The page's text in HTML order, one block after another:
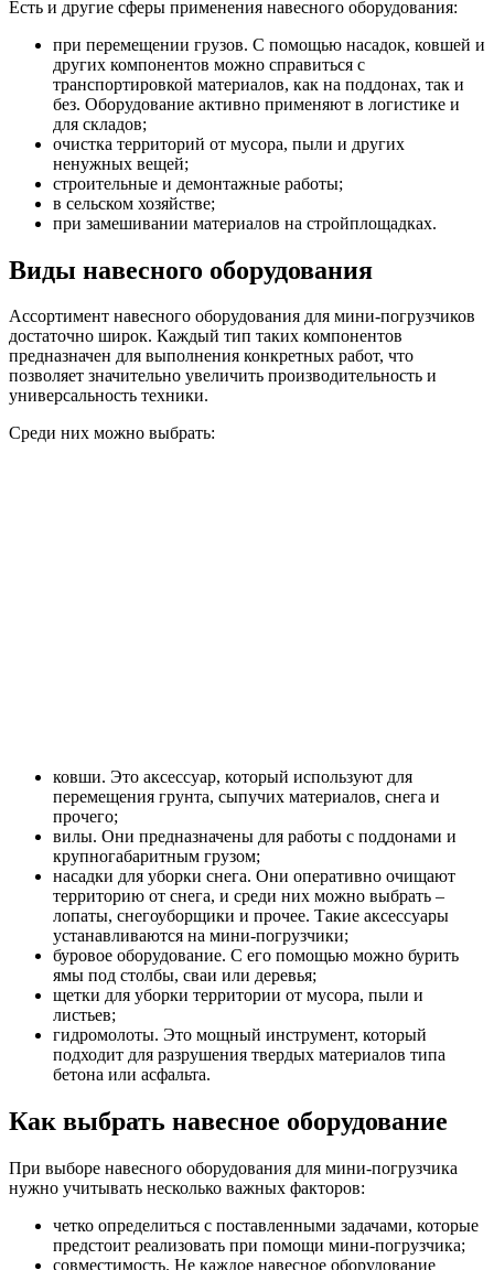
Есть и другие сферы применения навесного оборудования:
при перемещении грузов. С помощью насадок, ковшей и
других компонентов можно справиться с
транспортировкой материалов, как на поддонах, так и
без. Оборудование активно применяют в логистике и
для складов;
очистка территорий от мусора, пыли и других
ненужных вещей;
строительные и демонтажные работы;
в сельском хозяйстве;
при замешивании материалов на стройплощадках.
Виды навесного оборудования
Ассортимент навесного оборудования для мини-погрузчиков
достаточно широк. Каждый тип таких компонентов
предназначен для выполнения конкретных работ, что
позволяет значительно увеличить производительность и
универсальность техники.
Среди них можно выбрать:
ковши. Это аксессуар, который используют для
перемещения грунта, сыпучих материалов, снега и
прочего;
вилы. Они предназначены для работы с поддонами и
крупногабаритным грузом;
насадки для уборки снега. Они оперативно очищают
территорию от снега, и среди них можно выбрать –
лопаты, снегоуборщики и прочее. Такие аксессуары
устанавливаются на мини-погрузчики;
буровое оборудование. С его помощью можно бурить
ямы под столбы, сваи или деревья;
щетки для уборки территории от мусора, пыли и
листьев;
гидромолоты. Это мощный инструмент, который
подходит для разрушения твердых материалов типа
бетона или асфальта.
Как выбрать навесное оборудование
При выборе навесного оборудования для мини-погрузчика
нужно учитывать несколько важных факторов:
четко определиться с поставленными задачами, которые
предстоит реализовать при помощи мини-погрузчика;
совместимость. Не каждое навесное оборудование